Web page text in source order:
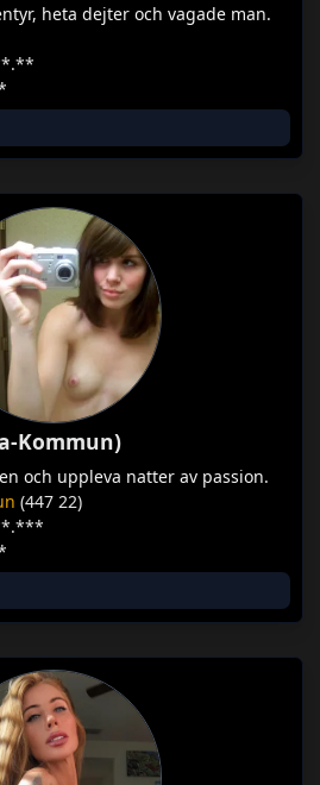
heta dejter och vagade man.
Kommun)
och uppleva natter av passion.
(447 22)